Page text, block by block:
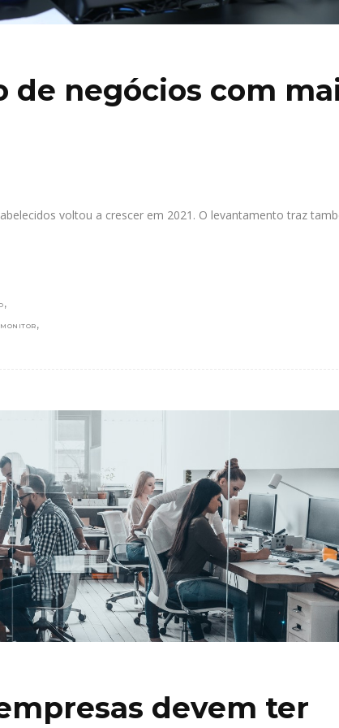
de negócios com
voltou a crescer em 2021. O levantamento traz
,
,
devem ter